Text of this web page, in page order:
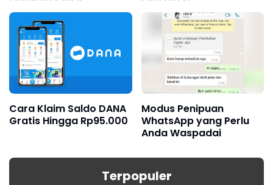
Cara Klaim Saldo DANA
Gratis Hingga Rp95.000
Modus Penipuan
WhatsApp yang Perlu
Anda Waspadai
Terpopuler